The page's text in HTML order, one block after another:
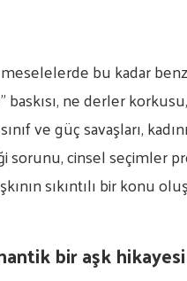
bu kadar
baskısı, ne derler
ve güç savaşları,
sorunu, cinsel seçimler
sıkıntılı bir konu
bir aşk